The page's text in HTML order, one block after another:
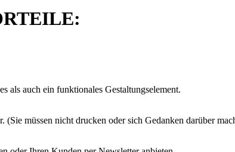
als auch ein funktionales Gestaltungselement.
(Sie müssen nicht drucken oder sich Gedanken darüber